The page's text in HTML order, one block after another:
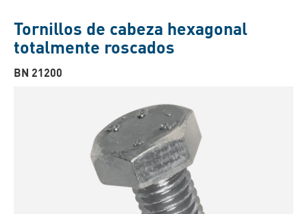
Tornillos de cabeza hexagonal
totalmente roscados
BN 21200